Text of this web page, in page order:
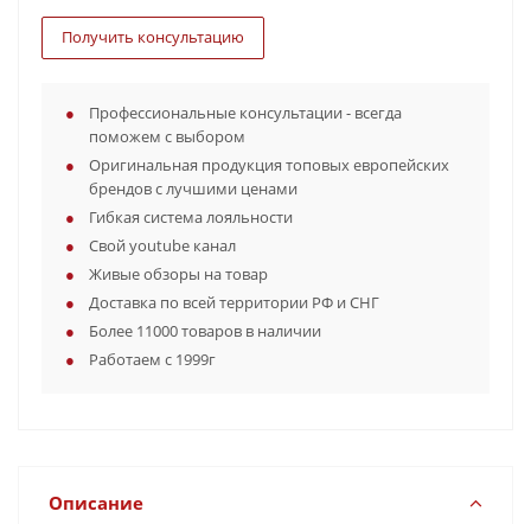
Получить консультацию
Профессиональные консультации - всегда
поможем с выбором
Оригинальная продукция топовых европейских
брендов с лучшими ценами
Гибкая система лояльности
Свой youtube канал
Живые обзоры на товар
Доставка по всей территории РФ и СНГ
Более 11000 товаров в наличии
Работаем с 1999г
Описание